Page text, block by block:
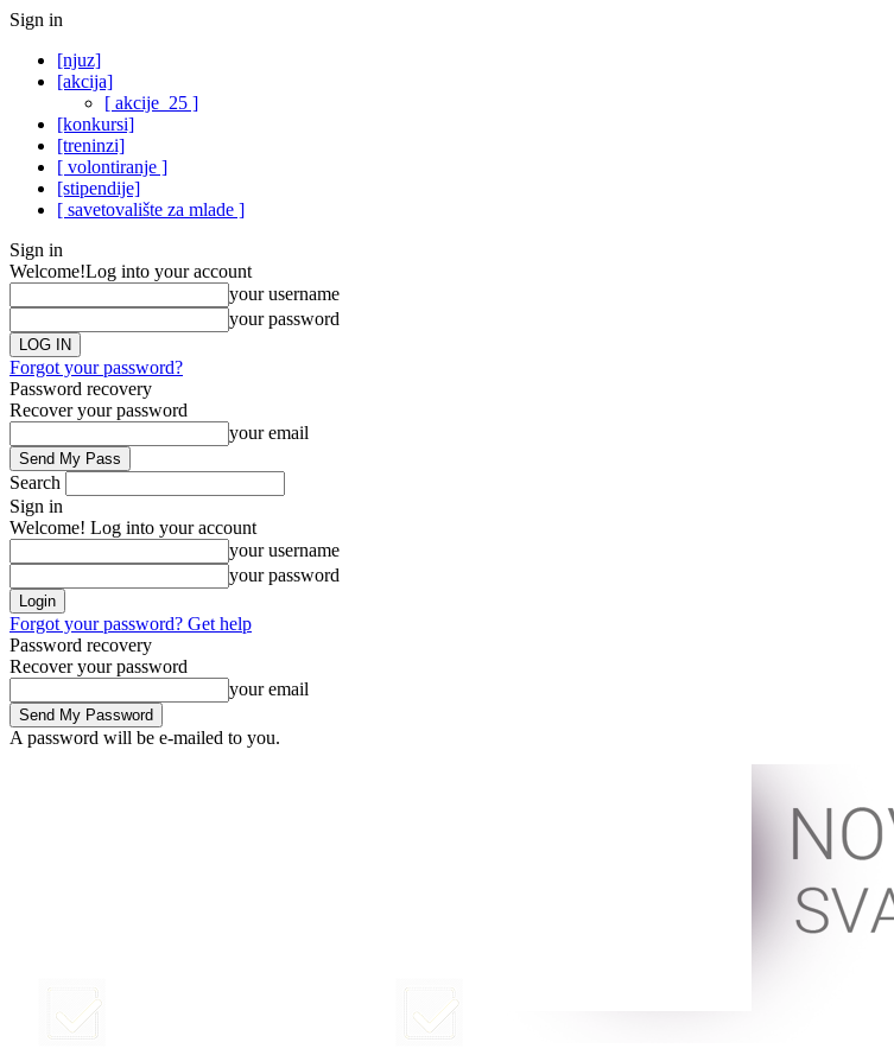
Sign in
[njuz]
[akcija]
[ akcije_25 ]
[konkursi]
[treninzi]
[ volontiranje ]
[stipendije]
[ savetovalište za mlade ]
Sign in
Welcome!Log into your account
your username
your password
Forgot your password?
Password recovery
Recover your password
your email
Search
Sign in
Welcome! Log into your account
your username
your password
Forgot your password? Get help
Password recovery
Recover your password
your email
A password will be e-mailed to you.